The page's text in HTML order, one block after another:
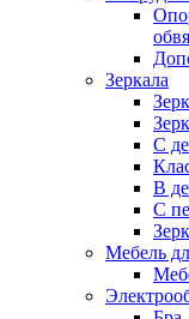
Зеркала
С
В
С
Мебель